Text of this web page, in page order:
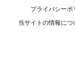
プライバシーポ
当サイトの情報につ